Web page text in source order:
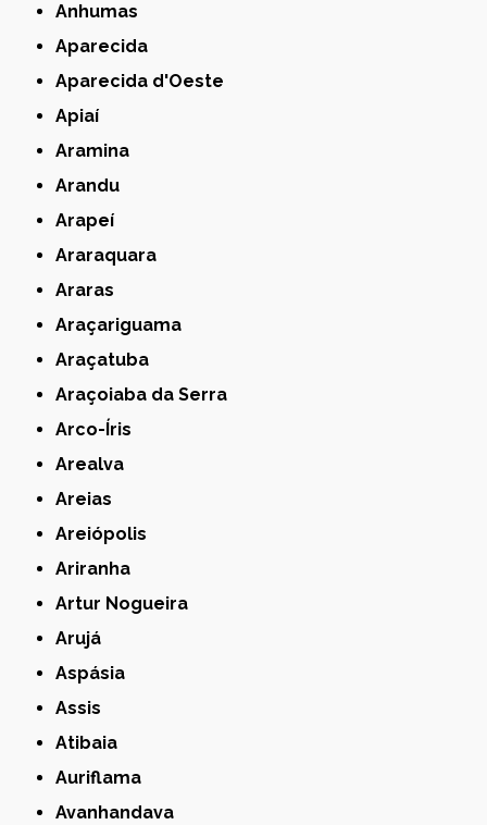
Anhumas
Aparecida
Aparecida d'Oeste
Apiaí
Aramina
Arandu
Arapeí
Araraquara
Araras
Araçariguama
Araçatuba
Araçoiaba da Serra
Arco-Íris
Arealva
Areias
Areiópolis
Ariranha
Artur Nogueira
Arujá
Aspásia
Assis
Atibaia
Auriflama
Avanhandava